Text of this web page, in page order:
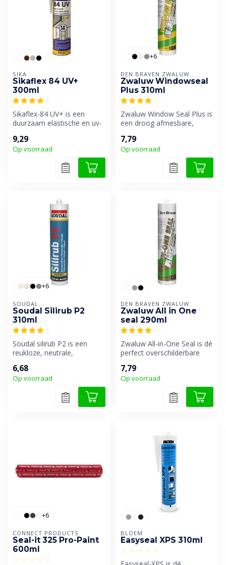
SIKA
Sikaflex 84 UV+
300ml
Sikaflex-84 UV+ is een
duurzaam elastische en uv-
beglazin...
9,29
Op voorraad
+6
DEN BRAVEN ZWALUW
Zwaluw Windowseal
Plus 310ml
Zwaluw Window Seal Plus is
een droog afmesbare,
basi...
7,79
Op voorraad
+6
SOUDAL
Soudal Silirub P2
310ml
Soudal silirub P2 is een
reukloze, neutrale,
één-com...
6,68
Op voorraad
DEN BRAVEN ZWALUW
Zwaluw All in One
seal 290ml
Zwaluw All-in-One Seal is dé
perfect overschilderbare
7,79
Op voorraad
+6
CONNECT PRODUCTS
Seal-it 325 Pro-Paint
600ml
BLOEM
Easyseal XPS 310ml